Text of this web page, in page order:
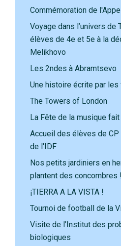
Commémoration de
Voyage dans l’univers de
élèves de 4e et 5e à la
Melikhovo
Les 2ndes à Abramtsevo
Une histoire écrite par les
The Towers of London
La Fête de la musique
Accueil des élèves de CP
de l'IDF
Nos petits jardiniers en
plantent des concombres !
¡TIERRA A LA VISTA !
Tournoi de football de la
Visite de l’Institut des
biologiques